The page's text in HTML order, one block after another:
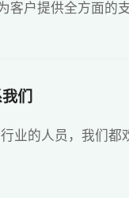
客户提供全方面的
们
业的人员，我们都